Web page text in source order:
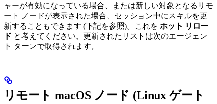
ャーが有効になっている場合、または新しい対象となるリモ
ート ノードが表示された場合、セッション中にスキルを更
新することもできます (下記を参照)。これを ホット リロー
ド と考えてください。更新されたリストは次のエージェン
ト ターンで取得されます。
リモート macOS ノード (Linux ゲート